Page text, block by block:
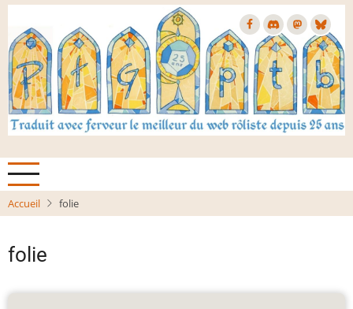
Aller
contenu
principal
Accueil folie
folie